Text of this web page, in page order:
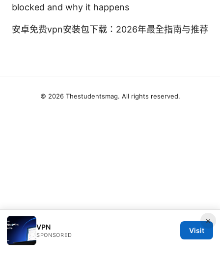
blocked and why it happens
安卓免费vpn安装包下载：2026年最全指南与推荐
×
VPN
SPONSORED
Visit
© 2026 Thestudentsmag. All rights reserved.